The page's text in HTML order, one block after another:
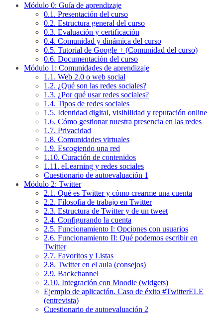
Módulo 0: Guía de aprendizaje
0.1. Presentación del curso
0.2. Estructura general del curso
0.3. Evaluación y certificación
0.4. Comunidad y dinámica del curso
0.5. Tutorial de Google + (Comunidad del curso)
0.6. Documentación del curso
Módulo 1: Comunidades de aprendizaje
1.1. Web 2.0 o web social
1.2. ¿Qué son las redes sociales?
1.3. ¿Por qué usar redes sociales?
1.4. Tipos de redes sociales
1.5. Identidad digital, visibilidad y reputación online
1.6. Cómo gestionar nuestra presencia en las redes
1.7. Privacidad
1.8. Comunidades virtuales
1.9. Escogiendo una red
1.10. Curación de contenidos
1.11. eLearning y redes sociales
Cuestionario de autoevaluación 1
Módulo 2: Twitter
2.1. Qué es Twitter y cómo crearme una cuenta
2.2. Filosofía de trabajo en Twitter
2.3. Estructura de Twitter y de un tweet
2.4. Configurando la cuenta
2.5. Funcionamiento I: Opciones con usuarios
2.6. Funcionamiento II: Qué podemos escribir en
Twitter
2.7. Favoritos y Listas
2.8. Twitter en el aula (consejos)
2.9. Backchannel
2.10. Integración con Moodle (widgets)
Ejemplo de aplicación. Caso de éxito #TwitterELE
(entrevista)
Cuestionario de autoevaluación 2